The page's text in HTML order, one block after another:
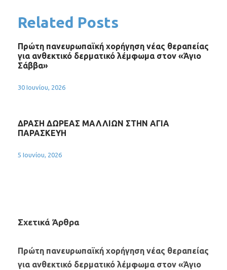
Related Posts
Πρώτη πανευρωπαϊκή χορήγηση νέας θεραπείας
για ανθεκτικό δερματικό λέμφωμα στον «Άγιο
Σάββα»
30 Ιουνίου, 2026
ΔΡΑΣΗ ΔΩΡΕΑΣ ΜΑΛΛΙΩΝ ΣΤΗΝ ΑΓΙΑ
ΠΑΡΑΣΚΕΥΗ
5 Ιουνίου, 2026
Σχετικά Άρθρα
Πρώτη πανευρωπαϊκή χορήγηση νέας θεραπείας
για ανθεκτικό δερματικό λέμφωμα στον «Άγιο